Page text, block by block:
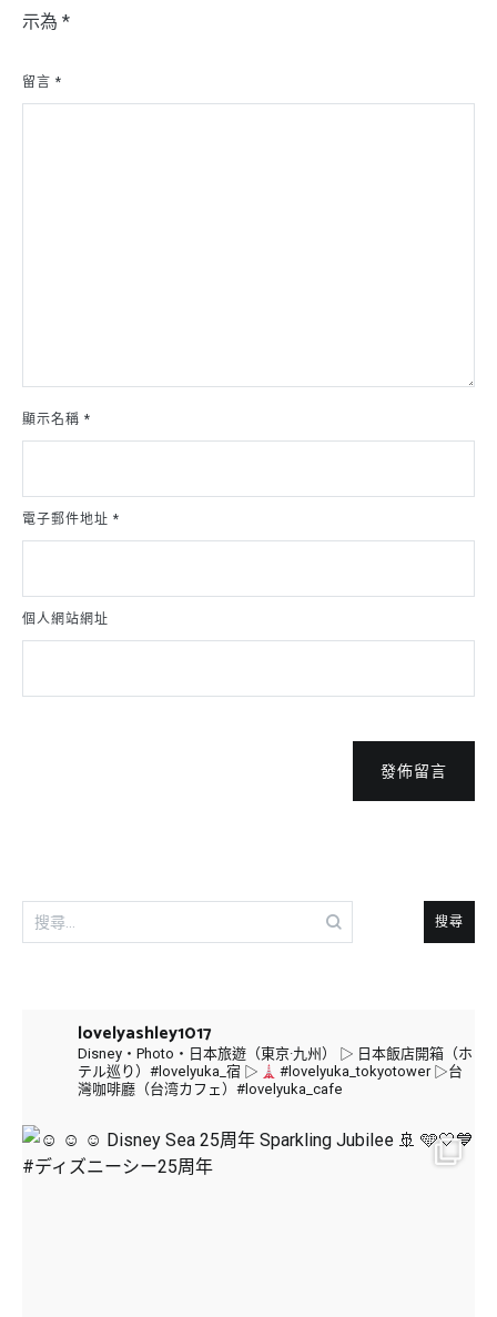
示為 *
留言 *
顯示名稱 *
電子郵件地址 *
個人網站網址
發佈留言
搜
尋
lovelyashley1017
Disney・Photo・日本旅遊（東京·九州）
▷ 日本飯店開箱（ホ
テル巡り）#lovelyuka_宿 ▷ #lovelyuka_tokyotower▷台
灣咖啡廳（台湾カフェ）#lovelyuka_cafe